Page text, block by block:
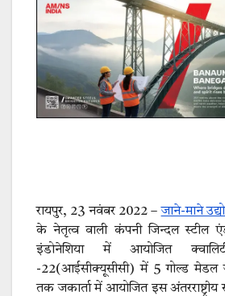
रायपुर, 23 नवंबर 2022 –जाने-माने
के नेतृत्व वाली कंपनी जिन्दल स्टील
इंडोनेशिया में आयोजित
-22(आईसीक्यूसीसी) में 5 गोल्ड मेडल
तक जकार्ता में आयोजित इस